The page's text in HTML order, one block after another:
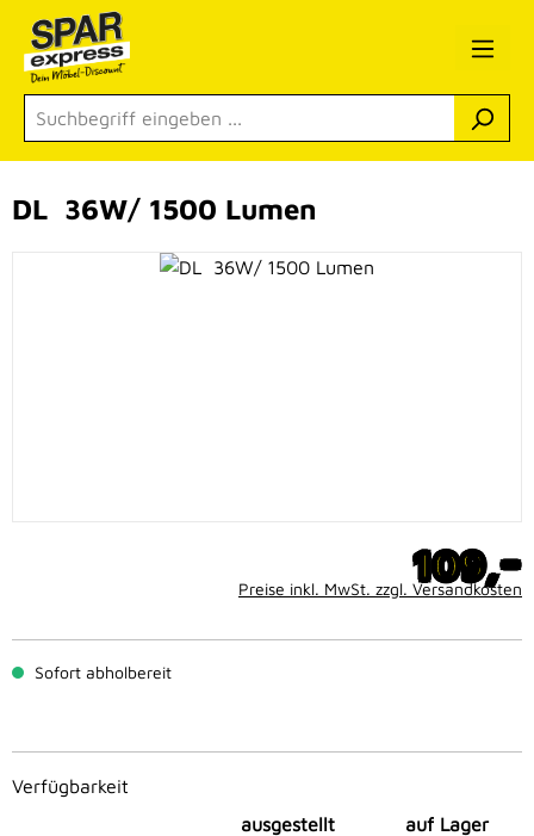
Zum Hauptinhalt springen
Bildergalerie überspringen
DL 36W/ 1500 Lumen
109,-
Preise inkl. MwSt. zzgl. Versandkosten
Sofort abholbereit
Verfügbarkeit
ausgestellt
auf Lager